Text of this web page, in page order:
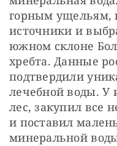
горным ущельям,
источники и
южном склоне
хребта. Данные
подтвердили
лечебной воды. У
лес, закупил все
и поставил
минеральной